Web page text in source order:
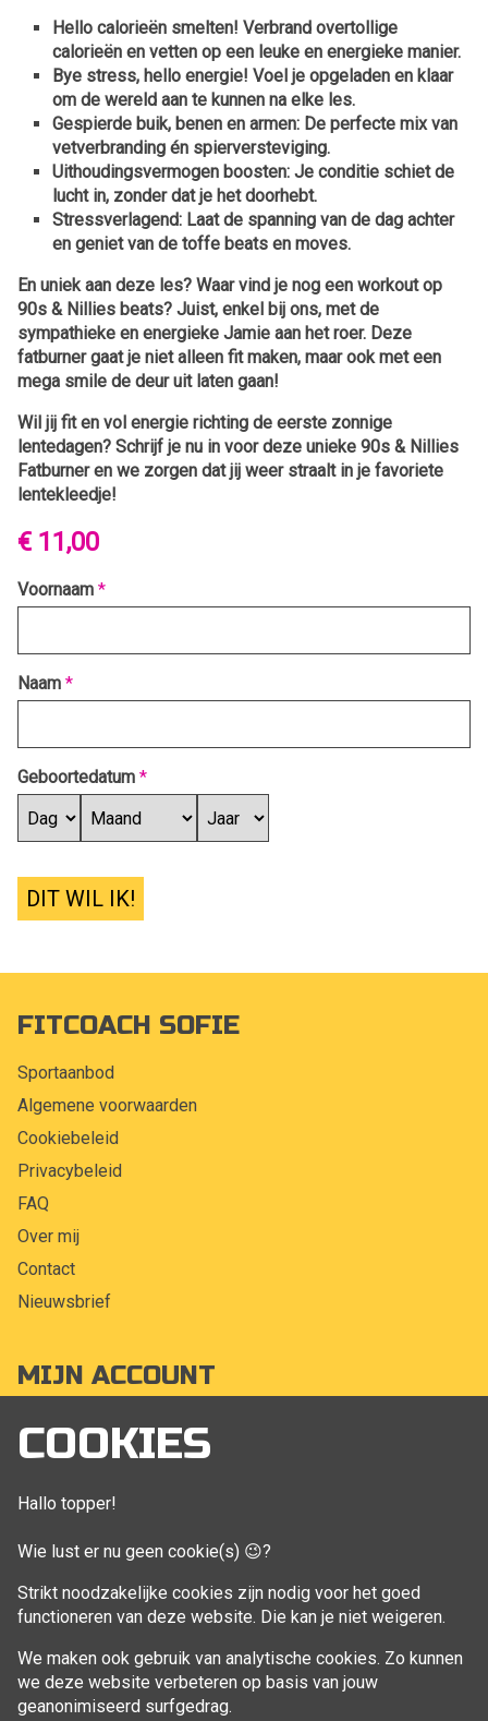
COOKIES
Hallo topper!
Wie lust er nu geen cookie(s) 😉?
Strikt noodzakelijke cookies zijn nodig voor het goed
functioneren van deze website. Die kan je niet weigeren.
We maken ook gebruik van analytische cookies. Zo kunnen
we deze website verbeteren op basis van jouw
geanonimiseerd surfgedrag.
Hello calorieën smelten! Verbrand overtollige
calorieën en vetten op een leuke en energieke manier.
Bye stress, hello energie! Voel je opgeladen en klaar
om de wereld aan te kunnen na elke les.
Gespierde buik, benen en armen: De perfecte mix van
vetverbranding én spierversteviging.
Uithoudingsvermogen boosten: Je conditie schiet de
lucht in, zonder dat je het doorhebt.
Stressverlagend: Laat de spanning van de dag achter
en geniet van de toffe beats en moves.
En uniek aan deze les? Waar vind je nog een workout op
90s & Nillies beats? Juist, enkel bij ons, met de
sympathieke en energieke Jamie aan het roer. Deze
fatburner gaat je niet alleen fit maken, maar ook met een
mega smile de deur uit laten gaan!
Wil jij fit en vol energie richting de eerste zonnige
lentedagen? Schrijf je nu in voor deze unieke 90s & Nillies
Fatburner en we zorgen dat jij weer straalt in je favoriete
lentekleedje!
€ 11,00
Voornaam *
Naam *
Geboortedatum *
DIT WIL IK!
FITCOACH SOFIE
Sportaanbod
Algemene voorwaarden
Cookiebeleid
Privacybeleid
FAQ
Over mij
Contact
Nieuwsbrief
MIJN ACCOUNT
Mijn account
Bestellingen
Aankoop beheren
VOLG MIJ
Facebook